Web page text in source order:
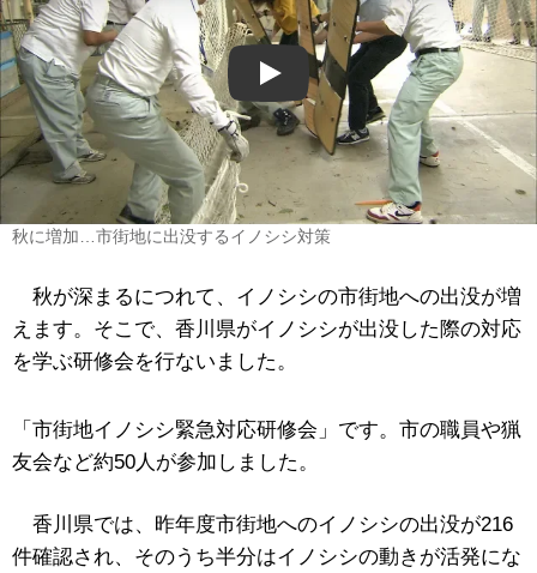
Play
秋に増加…市街地に出没するイノシシ対策
秋が深まるにつれて、イノシシの市街地への出没が増
えます。そこで、香川県がイノシシが出没した際の対応
を学ぶ研修会を行ないました。
「市街地イノシシ緊急対応研修会」です。市の職員や猟
友会など約50人が参加しました。
香川県では、昨年度市街地へのイノシシの出没が216
件確認され、そのうち半分はイノシシの動きが活発にな